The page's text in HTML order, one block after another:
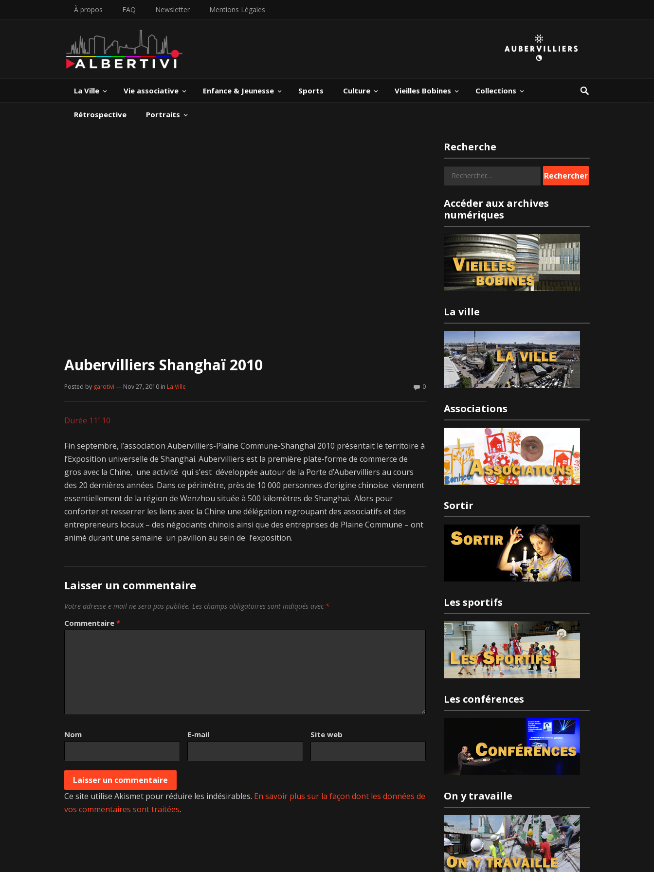
À propos FAQ Newsletter Mentions Légales
La Ville Vie associative Enfance & Jeunesse Sports Culture Vieilles Bobines Collections
Rétrospective Portraits
Aubervilliers Shanghaï 2010
Posted by garotivi — Nov 27, 2010 in La Ville 0
Durée 11′ 10
Fin septembre, l’association Aubervilliers-Plaine Commune-Shanghai 2010 présentait le territoire à
l’Exposition universelle de Shanghai. Aubervilliers est la première plate-forme de commerce de
gros avec la Chine, une activité qui s’est développée autour de la Porte d’Aubervilliers au cours
des 20 dernières années. Dans ce périmètre, près de 10 000 personnes d’origine chinoise viennent
essentiellement de la région de Wenzhou située à 500 kilomètres de Shanghai. Alors pour
conforter et resserrer les liens avec la Chine une délégation regroupant des associatifs et des
entrepreneurs locaux – des négociants chinois ainsi que des entreprises de Plaine Commune – ont
animé durant une semaine un pavillon au sein de l’exposition.
Laisser un commentaire
Votre adresse e-mail ne sera pas publiée. Les champs obligatoires sont indiqués avec *
Commentaire *
Nom E-mail Site web
Ce site utilise Akismet pour réduire les indésirables. En savoir plus sur la façon dont les données de
vos commentaires sont traitées.
Recherche
Rechercher :
Accéder aux archives
numériques
La ville
Associations
Sortir
Les sportifs
Les conférences
On y travaille